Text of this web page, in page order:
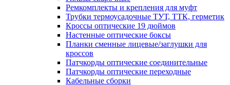
Ремкомплекты и крепления для муфт
Трубки термоусадочные ТУТ, ТТК, герметик
Кроссы оптические 19 дюймов
Настенные оптические боксы
Планки сменные лицевые/заглушки для
кроссов
Патчкорды оптические соединительные
Патчкорды оптические переходные
Кабельные сборки